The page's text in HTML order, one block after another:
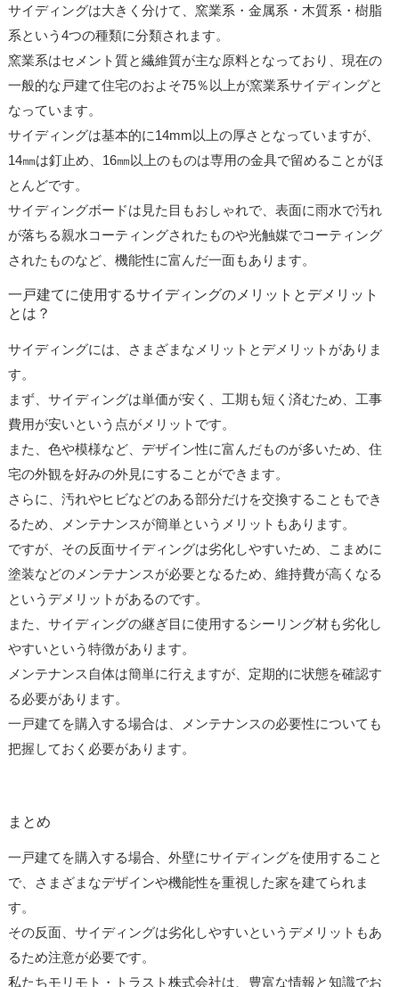
サイディングは大きく分けて、窯業系・金属系・木質系・樹脂
系という4つの種類に分類されます。
窯業系はセメント質と繊維質が主な原料となっており、現在の
一般的な戸建て住宅のおよそ75％以上が窯業系サイディングと
なっています。
サイディングは基本的に14mm以上の厚さとなっていますが、
14㎜は釘止め、16㎜以上のものは専用の金具で留めることがほ
とんどです。
サイディングボードは見た目もおしゃれで、表面に雨水で汚れ
が落ちる親水コーティングされたものや光触媒でコーティング
されたものなど、機能性に富んだ一面もあります。
一戸建てに使用するサイディングのメリットとデメリット
とは？
サイディングには、さまざまなメリットとデメリットがありま
す。
まず、サイディングは単価が安く、工期も短く済むため、工事
費用が安いという点がメリットです。
また、色や模様など、デザイン性に富んだものが多いため、住
宅の外観を好みの外見にすることができます。
さらに、汚れやヒビなどのある部分だけを交換することもでき
るため、メンテナンスが簡単というメリットもあります。
ですが、その反面サイディングは劣化しやすいため、こまめに
塗装などのメンテナンスが必要となるため、維持費が高くなる
というデメリットがあるのです。
また、サイディングの継ぎ目に使用するシーリング材も劣化し
やすいという特徴があります。
メンテナンス自体は簡単に行えますが、定期的に状態を確認す
る必要があります。
一戸建てを購入する場合は、メンテナンスの必要性についても
把握しておく必要があります。
まとめ
一戸建てを購入する場合、外壁にサイディングを使用すること
で、さまざまなデザインや機能性を重視した家を建てられま
す。
その反面、サイディングは劣化しやすいというデメリットもあ
るため注意が必要です。
私たちモリモト・トラスト株式会社は、豊富な情報と知識でお